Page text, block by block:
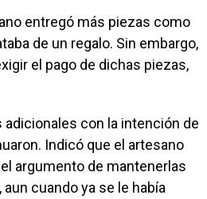
entregó más piezas como
de un regalo. Sin embargo,
el pago de dichas piezas,
adicionales con la intención de
Indicó que el artesano
argumento de mantenerlas
cuando ya se le había